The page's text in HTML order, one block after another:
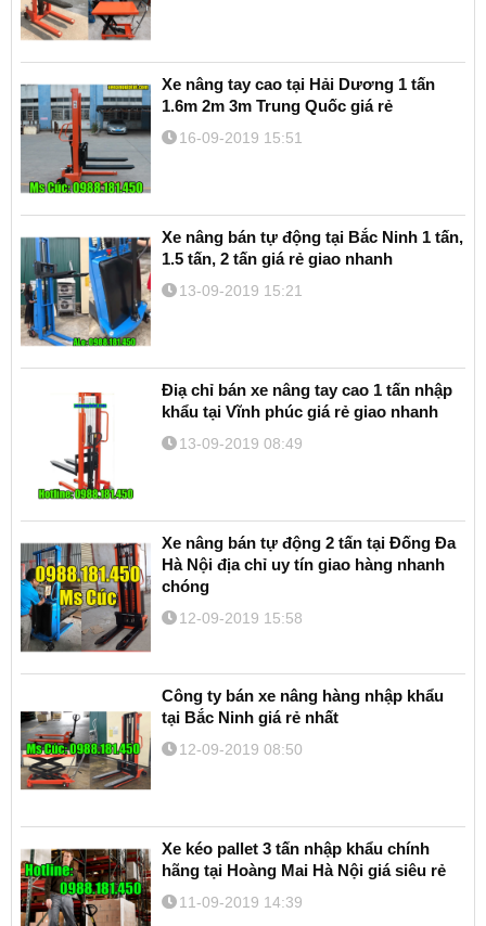
Xe nâng tay cao tại Hải Dương 1 tấn
1.6m 2m 3m Trung Quốc giá rẻ
16-09-2019 15:51
Xe nâng bán tự động tại Bắc Ninh 1 tấn,
1.5 tấn, 2 tấn giá rẻ giao nhanh
13-09-2019 15:21
Điạ chỉ bán xe nâng tay cao 1 tấn nhập
khẩu tại Vĩnh phúc giá rẻ giao nhanh
13-09-2019 08:49
Xe nâng bán tự động 2 tấn tại Đống Đa
Hà Nội địa chỉ uy tín giao hàng nhanh
chóng
12-09-2019 15:58
Công ty bán xe nâng hàng nhập khẩu
tại Bắc Ninh giá rẻ nhất
12-09-2019 08:50
Xe kéo pallet 3 tấn nhập khẩu chính
hãng tại Hoàng Mai Hà Nội giá siêu rẻ
11-09-2019 14:39